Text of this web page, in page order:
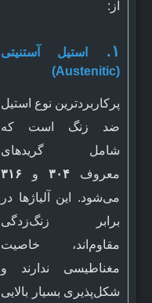
از:
۱.
استیل آستنیتی
(Austenitic)
پرکاربردترین نوع استیل
ضد زنگ است که
شامل گریدهای
معروف ۳۰۴ و ۳۱۶
می‌شود. این آلیاژها در
برابر زنگ‌زدگی
مقاوم‌اند، خاصیت
مغناطیسی ندارند و
شکل‌پذیری بسیار بالایی